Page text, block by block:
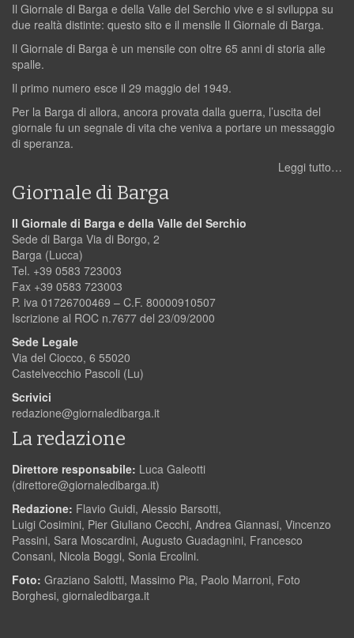
Il Giornale di Barga e della Valle del Serchio vive e si sviluppa su
due realtà distinte: questo sito e il mensile Il Giornale di Barga.
Il Giornale di Barga è un mensile con oltre 65 anni di storia alle
spalle.
Il primo numero esce il 29 maggio del 1949.
Per la Barga di allora, ancora provata dalla guerra, l’uscita del
giornale fu un segnale di vita che veniva a portare un messaggio
di speranza.
Leggi tutto…
Giornale di Barga
Il Giornale di Barga e della Valle del Serchio
Sede di Barga Via di Borgo, 2
Barga (Lucca)
Tel. +39 0583 723003
Fax +39 0583 723003
P. iva 01726700469 – C.F. 80000910507
Iscrizione al ROC n.7677 del 23/09/2000
Sede Legale
Via del Ciocco, 6 55020
Castelvecchio Pascoli (Lu)
Scrivici
redazione@giornaledibarga.it
La redazione
Direttore responsabile: Luca Galeotti
(direttore@giornaledibarga.it)
Redazione: Flavio Guidi, Alessio Barsotti,
Luigi Cosimini, Pier Giuliano Cecchi, Andrea Giannasi, Vincenzo
Passini, Sara Moscardini, Augusto Guadagnini, Francesco
Consani, Nicola Boggi, Sonia Ercolini.
Foto: Graziano Salotti, Massimo Pia, Paolo Marroni, Foto
Borghesi, giornaledibarga.it